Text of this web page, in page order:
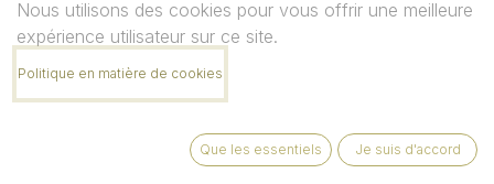
Quantité
Nous utilisons des cookies pour vous offrir une meilleure
expérience utilisateur sur ce site.
Politique en matière de cookies
Que les essentiels Je suis d'accord